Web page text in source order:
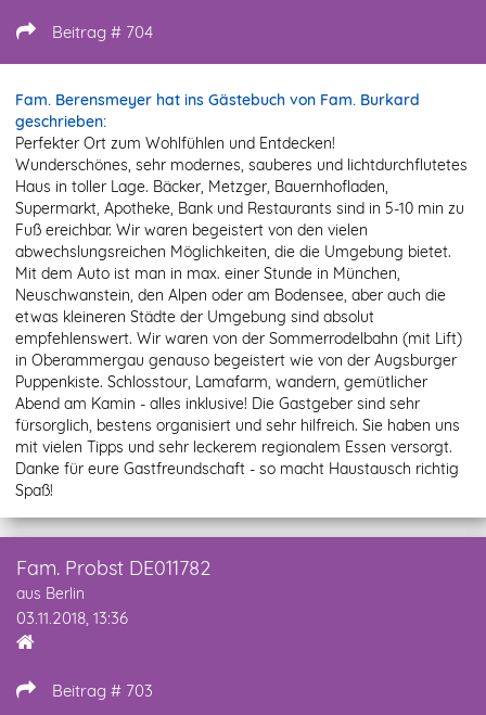
Beitrag # 704
Fam. Berensmeyer hat ins Gästebuch von Fam. Burkard
geschrieben:
Perfekter Ort zum Wohlfühlen und Entdecken!
Wunderschönes, sehr modernes, sauberes und lichtdurchflutetes
Haus in toller Lage. Bäcker, Metzger, Bauernhofladen,
Supermarkt, Apotheke, Bank und Restaurants sind in 5-10 min zu
Fuß ereichbar. Wir waren begeistert von den vielen
abwechslungsreichen Möglichkeiten, die die Umgebung bietet.
Mit dem Auto ist man in max. einer Stunde in München,
Neuschwanstein, den Alpen oder am Bodensee, aber auch die
etwas kleineren Städte der Umgebung sind absolut
empfehlenswert. Wir waren von der Sommerrodelbahn (mit Lift)
in Oberammergau genauso begeistert wie von der Augsburger
Puppenkiste. Schlosstour, Lamafarm, wandern, gemütlicher
Abend am Kamin - alles inklusive! Die Gastgeber sind sehr
fürsorglich, bestens organisiert und sehr hilfreich. Sie haben uns
mit vielen Tipps und sehr leckerem regionalem Essen versorgt.
Danke für eure Gastfreundschaft - so macht Haustausch richtig
Spaß!
Fam. Probst DE011782
aus Berlin
03.11.2018, 13:36
Beitrag # 703